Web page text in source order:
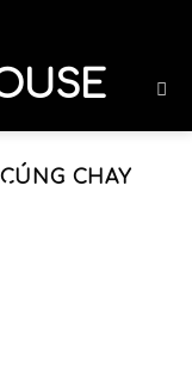
CHAY